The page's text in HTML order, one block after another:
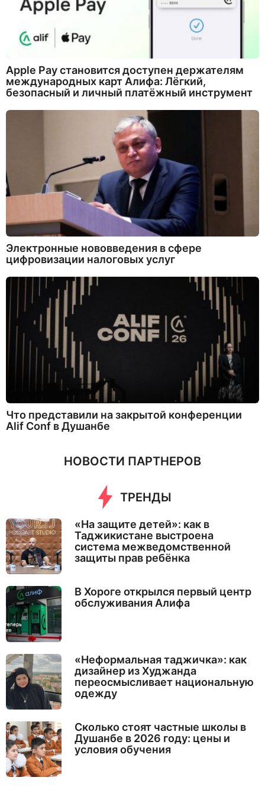
Apple Pay становится доступен держателям
международных карт Алифа: Лёгкий,
безопасный и личный платёжный инструмент
Электронные нововведения в сфере
цифровизации налоговых услуг
Что представили на закрытой конференции
Alif Conf в Душанбе
НОВОСТИ ПАРТНЕРОВ
ТРЕНДЫ
«На защите детей»: как в
Таджикистане выстроена
система межведомственной
защиты прав ребёнка
В Хороге открылся первый центр
обслуживания Алифа
«Неформальная таджичка»: как
дизайнер из Худжанда
переосмысливает национальную
одежду
Сколько стоят частные школы в
Душанбе в 2026 году: цены и
условия обучения